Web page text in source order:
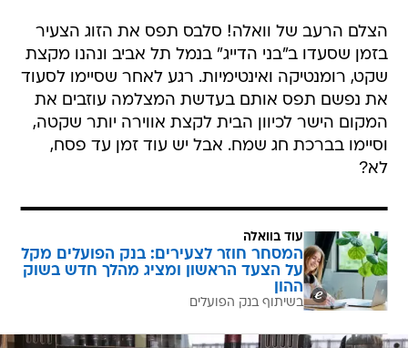
הצלם הרעב של וואלה! סלבס תפס את הזוג הצעיר
בזמן שסעדו ב"בני הדייג" בנמל תל אביב ונהנו מקצת
שקט, רומנטיקה ואינטימיות. רגע לאחר שסיימו לסעוד
את נפשם תפס אותם בעדשת המצלמה עוזבים את
המקום הישר לכיוון הבית לקצת אווירה יותר שקטה,
וסיימו בברכת חג שמח. אבל יש עוד זמן עד פסח,
לא?
עוד בוואלה
המסחר חוזר לצעירים: בנק הפועלים מקל
על הצעד הראשון ומציג מהלך חדש בשוק
ההון
בשיתוף בנק הפועלים